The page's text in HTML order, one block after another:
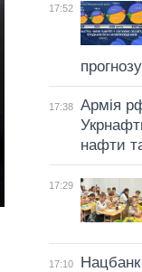
17:52
17:38
Армія
нафти
17:29
17:10